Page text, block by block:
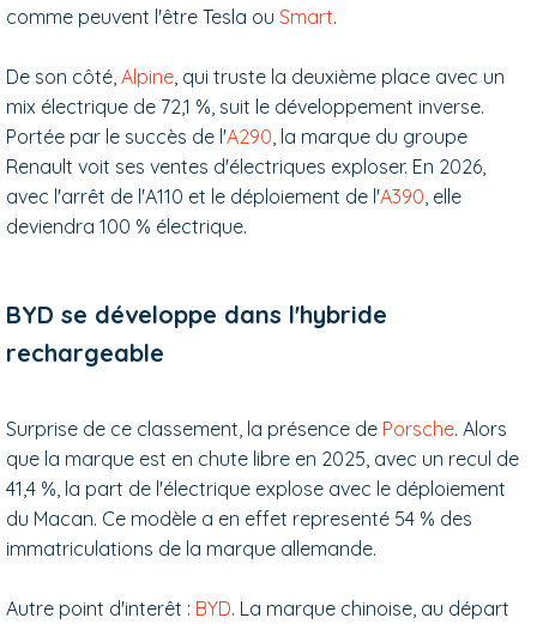
comme peuvent l'être Tesla ou Smart.
De son côté, Alpine , qui truste la deuxième place avec un
mix électrique de 72,1 %, suit le développement inverse.
Portée par le succès de l'A290 , la marque du groupe
Renault voit ses ventes d'électriques exploser. En 2026,
avec l'arrêt de l'A110 et le déploiement de l'A390 , elle
deviendra 100 % électrique.
BYD se développe dans l'hybride
rechargeable
Surprise de ce classement, la présence de Porsche. Alors
que la marque est en chute libre en 2025, avec un recul de
41,4 %, la part de l'électrique explose avec le déploiement
du Macan. Ce modèle a en effet representé 54 % des
immatriculations de la marque allemande.
Autre point d'interêt : BYD. La marque chinoise, au départ